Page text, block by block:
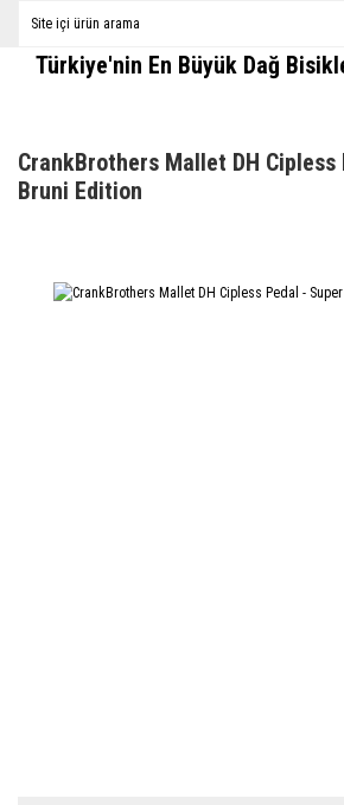
Türkiye'nin En Büyük Dağ
CrankBrothers Mallet DH Cipless
Bruni Edition